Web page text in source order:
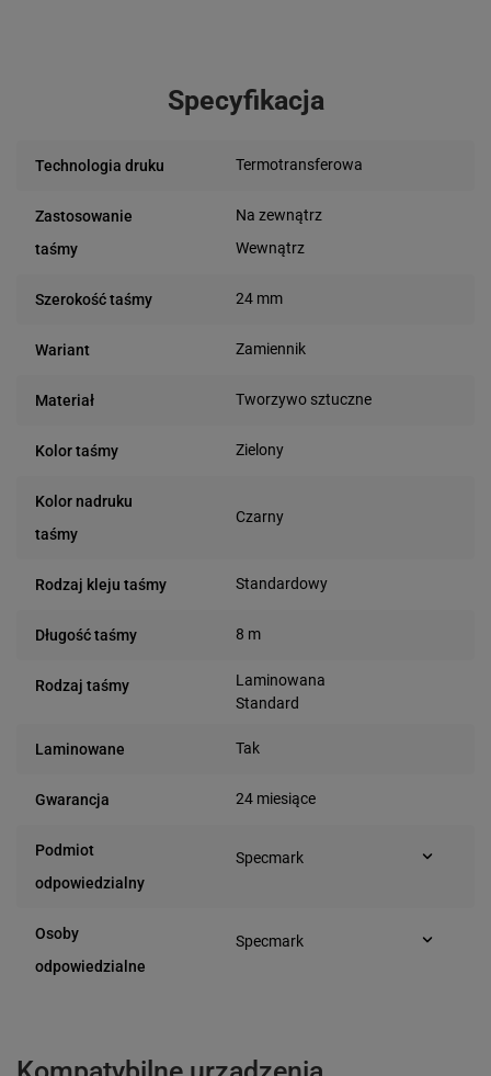
Specyfikacja
Technologia druku Termotransferowa
Zastosowanie
taśmy
Na zewnątrz
Wewnątrz
Szerokość taśmy 24 mm
Wariant Zamiennik
Materiał Tworzywo sztuczne
Kolor taśmy Zielony
Kolor nadruku
taśmy
Czarny
Rodzaj kleju taśmy Standardowy
Długość taśmy 8 m
Rodzaj taśmy
Laminowana
Standard
Laminowane Tak
Gwarancja 24 miesiące
Podmiot
odpowiedzialny
Specmark
e-mail: gspr@ptmb.pl
Osoby
odpowiedzialne
Specmark